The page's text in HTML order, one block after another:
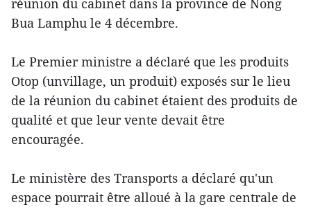
Bua Lamphu le 4 décembre.
Le Premier ministre a déclaré que les produits
Otop (unvillage, un produit) exposés sur le lieu
de la réunion du cabinet étaient des produits de
qualité et que leur vente devait être
encouragée.
Le ministère des Transports a déclaré qu'un
espace pourrait être alloué à la gare centrale de